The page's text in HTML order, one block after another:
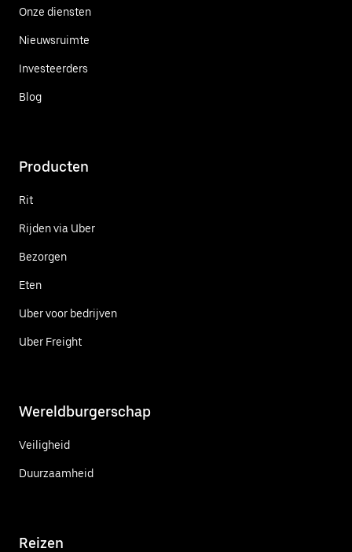
Onze diensten
Nieuwsruimte
Investeerders
Blog
Producten
Rit
Rijden via Uber
Bezorgen
Eten
Uber voor bedrijven
Uber Freight
Wereldburgerschap
Veiligheid
Duurzaamheid
Reizen